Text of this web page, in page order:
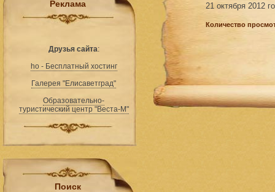
Реклама
Друзья сайта:
ho - Бесплатный хостинг
Галерея "Елисаветград"
Образовательно-
туристический центр "Веста-М"
Поиск
21 октября 2012
Количество